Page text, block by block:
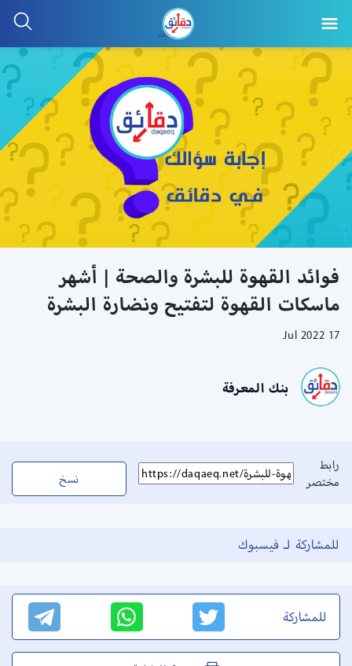
فوائد القهوة للبشرة والصحة | أشهر
ماسكات القهوة لتفتيح ونضارة البشرة
17 Jul 2022
بنك المعرفة
رابط
مختصر
نسخ
للمشاركة لـ فيسبوك
للمشاركة